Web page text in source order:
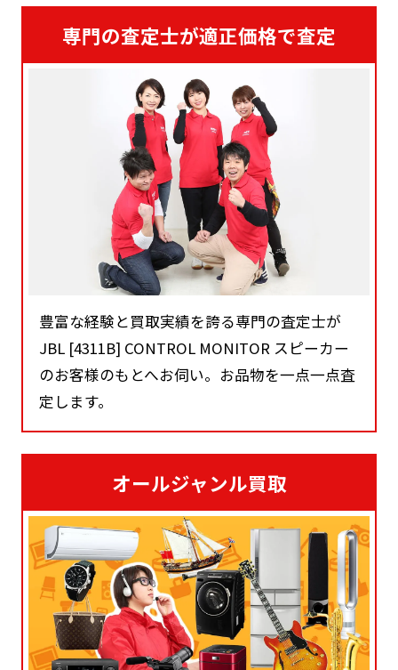
専門の査定士が適正価格で査定
豊富な経験と買取実績を誇る専門の査定士が
JBL [4311B] CONTROL MONITOR スピーカー
のお客様のもとへお伺い。お品物を一点一点査
定します。
オールジャンル買取